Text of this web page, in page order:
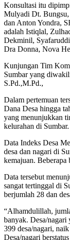
Konsultasi itu
Mulyadi Dt. Bungsu,
dan Anton Yondra,
adalah Istiqlal,
Dekminil,
Dra Donna, Nova
Kunjungan Tim
Sumbar yang
S.Pd.,M.Pd.,
Dalam pertemuan
Dana Desa hingga
yang menunjukkan
kelurahan di Sumbar.
Data Indeks Desa
desa dan nagari di
kemajuan. Beberapa
Data tersebut
sangat tertinggal di
berjumlah 28 dan
“Alhamdulillah,
banyak. Desa/nagari
399 desa/nagari,
Desa/nagari